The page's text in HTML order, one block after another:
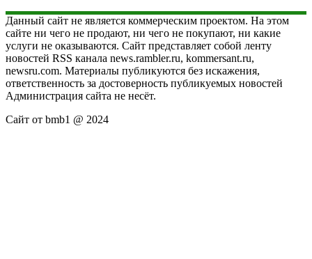
Данный сайт не является коммерческим проектом. На этом
сайте ни чего не продают, ни чего не покупают, ни какие
услуги не оказываются. Сайт представляет собой ленту
новостей RSS канала news.rambler.ru, kommersant.ru,
newsru.com. Материалы публикуются без искажения,
ответственность за достоверность публикуемых новостей
Администрация сайта не несёт.
Сайт от bmb1 @ 2024